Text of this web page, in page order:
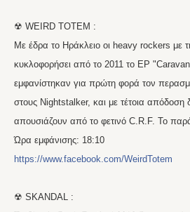
☢ WEIRD TOTEM :
Mε έδρα το Ηράκλειο οι heavy rockers με
κυκλοφορήσει από το 2011 το EP
εμφανίστηκαν για πρώτη φορά τον
στους Nightstalker, και με τέτοια
απουσιάζουν από το φετινό C.R.F. Το
Ώρα εμφάνισης: 18:10
https://www.facebook.com/WeirdTotem
☢ SKANDAL :